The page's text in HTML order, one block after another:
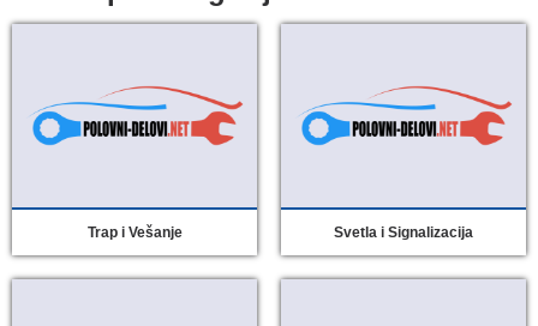
Trap i Vešanje Svetla i Signalizacija